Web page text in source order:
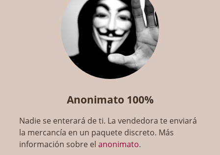
Anonimato 100%
Nadie se enterará de ti. La vendedora te enviará
la mercancía en un paquete discreto. Más
información sobre elanonimato.